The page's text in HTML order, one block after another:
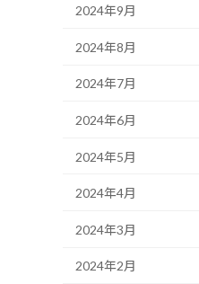
2024年9月
2024年8月
2024年7月
2024年6月
2024年5月
2024年4月
2024年3月
2024年2月